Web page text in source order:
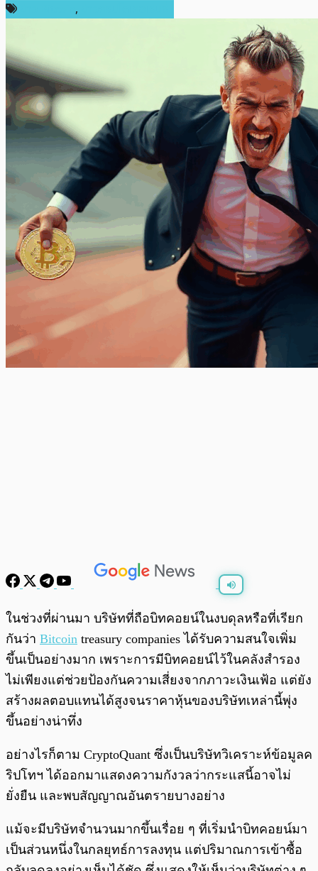
,
พร้อมเล่น 0:00/ 0:00
ในช่วงที่ผ่านมา บริษัทที่ถือบิทคอยน์ในงบดุลหรือที่เรียก
กันว่า Bitcoin treasury companies ได้รับความสนใจเพิ่ม
ขึ้นเป็นอย่างมาก เพราะการมีบิทคอยน์ไว้ในคลังสำรอง
ไม่เพียงแต่ช่วยป้องกันความเสี่ยงจากภาวะเงินเฟ้อ แต่ยัง
สร้างผลตอบแทนได้สูงจนราคาหุ้นของบริษัทเหล่านี้พุ่ง
ขึ้นอย่างน่าทึ่ง
อย่างไรก็ตาม CryptoQuant ซึ่งเป็นบริษัทวิเคราะห์ข้อมูลค
ริปโทฯ ได้ออกมาแสดงความกังวลว่ากระแสนี้อาจไม่
ยั่งยืน และพบสัญญาณอันตรายบางอย่าง
แม้จะมีบริษัทจำนวนมากขึ้นเรื่อย ๆ ที่เริ่มนำบิทคอยน์มา
เป็นส่วนหนึ่งในกลยุทธ์การลงทุน แต่ปริมาณการเข้าซื้อ